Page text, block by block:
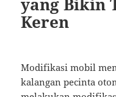
yang Bikin
Keren
Modifikasi mobil
kalangan pecinta